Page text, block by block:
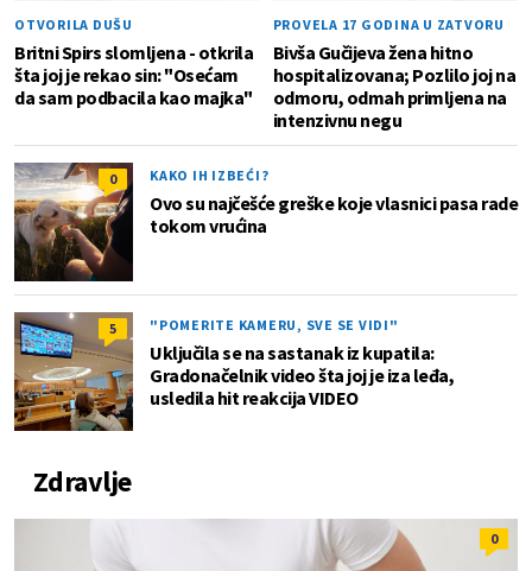
OTVORILA DUŠU
Britni Spirs slomljena - otkrila
šta joj je rekao sin: "Osećam
da sam podbacila kao majka"
PROVELA 17 GODINA U ZATVORU
Bivša Gučijeva žena hitno
hospitalizovana; Pozlilo joj na
odmoru, odmah primljena na
intenzivnu negu
0 KAKO IH IZBEĆI?
Ovo su najčešće greške koje vlasnici pasa rade
tokom vrućina
5 "POMERITE KAMERU, SVE SE VIDI"
Uključila se na sastanak iz kupatila:
Gradonačelnik video šta joj je iza leđa,
usledila hit reakcija VIDEO
Zdravlje
0